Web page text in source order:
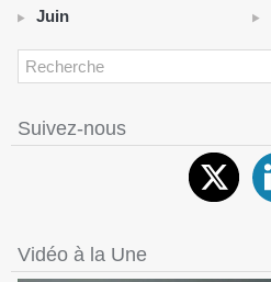
Juin
Suivez-nous
Vidéo à la Une